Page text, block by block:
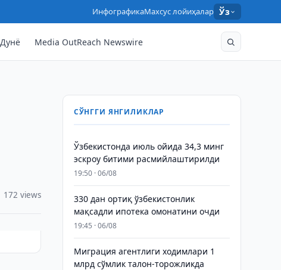
ИнфографикаМахсус лойиҳалар Ўз
Дунё Media OutReach Newswire
172 views
СЎНГГИ ЯНГИЛИКЛАР
Ўзбекистонда июль ойида 34,3 минг
эскроу битими расмийлаштирилди
19:50 · 06/08
330 дан ортиқ ўзбекистонлик
мақсадли ипотека омонатини очди
19:45 · 06/08
Миграция агентлиги ходимлари 1
млрд сўмлик талон-торожликда